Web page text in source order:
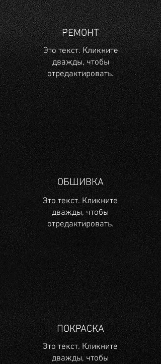
РЕМОНТ
Это текст. Кликните
дважды, чтобы
отредактировать.
ОБШИВКА
Это текст. Кликните
дважды, чтобы
отредактировать.
ПОКРАСКА
Это текст. Кликните
дважды, чтобы